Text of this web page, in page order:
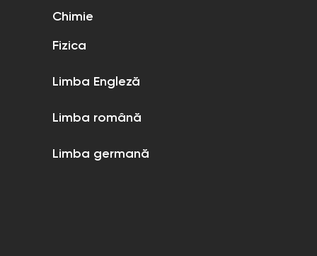
Chimie
Fizica
Limba Engleză
Limba română
Limba germană